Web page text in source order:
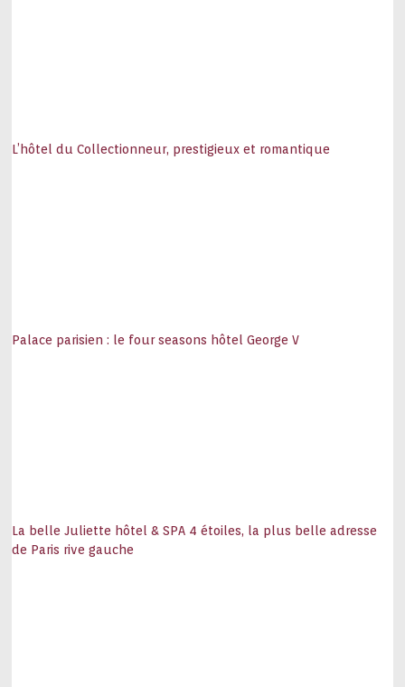
L’hôtel du Collectionneur, prestigieux et romantique
Palace parisien : le four seasons hôtel George V
La belle Juliette hôtel & SPA 4 étoiles, la plus belle adresse
de Paris rive gauche